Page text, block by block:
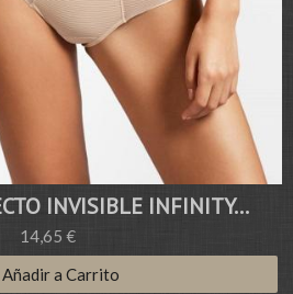
INVISIBLE INFINITY...
14,65 €
Añadir a Carrito